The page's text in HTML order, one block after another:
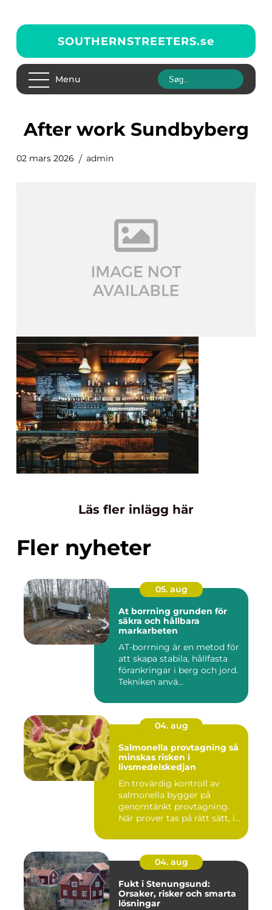
SOUTHERNSTREETERS.se
Menu
after work Sundbyberg
02 mars 2026 admin
Läs fler inlägg här
Fler nyheter
05. aug
At borrning grunden för
säkra och hållbara
markarbeten
AT-borrning är en metod för
att skapa stabila, hållfasta
förankringar i berg och jord.
Tekniken anvä...
04. aug
Salmonella provtagning så
minskas risken i
livsmedelskedjan
En trovärdig kontroll av
salmonella bygger på
genomtänkt provtagning.
När prover tas på rätt sätt, i...
04. aug
Fukt i Stenungsund:
Orsaker, risker och smarta
lösningar